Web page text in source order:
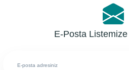
E-Posta Listemize